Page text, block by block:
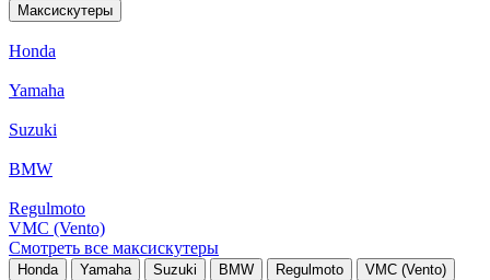
Максискутеры
Honda
Yamaha
Suzuki
BMW
Regulmoto
VMC (Vento)
Смотреть все максискутеры
Honda Yamaha Suzuki BMW Regulmoto VMC (Vento)